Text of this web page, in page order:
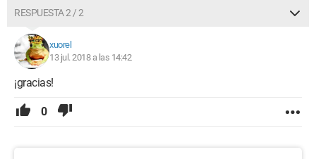
RESPUESTA 2 / 2
xuorel
13 jul. 2018 a las 14:42
¡gracias!
0